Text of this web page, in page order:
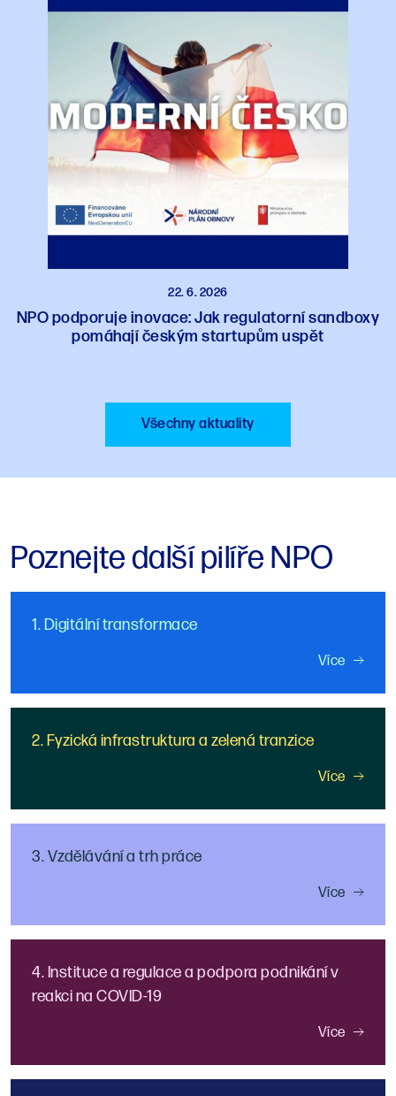
22. 6. 2026
NPO podporuje inovace: Jak regulatorní sandboxy
pomáhají českým startupům uspět
Všechny aktuality
Poznejte další pilíře NPO
1. Digitální transformace
Více
2. Fyzická infrastruktura a zelená tranzice
Více
3. Vzdělávání a trh práce
Více
4. Instituce a regulace a podpora podnikání v
reakci na COVID-19
Více